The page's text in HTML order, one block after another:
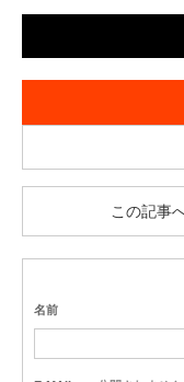
この記事
名前